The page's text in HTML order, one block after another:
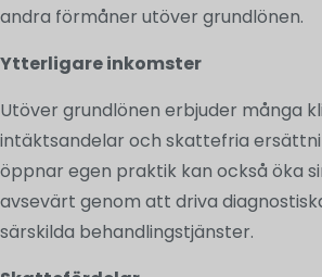
andra förmåner utöver grundlönen.
Ytterligare inkomster
Utöver grundlönen erbjuder många
intäktsandelar och skattefria
öppnar egen praktik kan också öka
avsevärt genom att driva
särskilda behandlingstjänster.